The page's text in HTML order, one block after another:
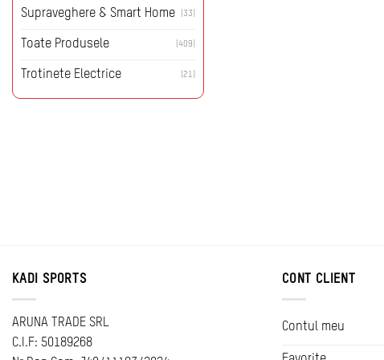
Supraveghere & Smart Home (33)
Toate Produsele (409)
Trotinete Electrice (21)
KADI SPORTS
ARUNA TRADE SRL
C.I.F: 50189268
CONT CLIENT
Contul meu